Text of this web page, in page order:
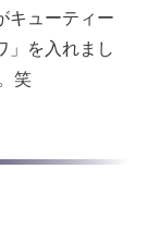
キューティー
」を入れまし
笑